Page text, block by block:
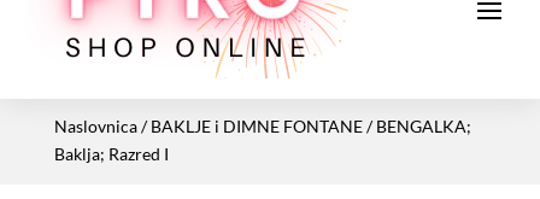
Naslovnica/BAKLJE i DIMNE FONTANE/ BENGALKA;
Baklja; Razred I